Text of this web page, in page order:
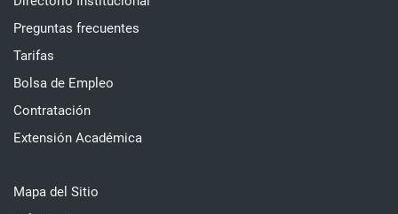
Preguntas frecuentes
Tarifas
Bolsa de Empleo
Contratación
Extensión Académica
Mapa del Sitio